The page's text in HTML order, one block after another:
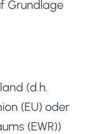
Grundlage
(d.h.
(EU) oder
(EWR))